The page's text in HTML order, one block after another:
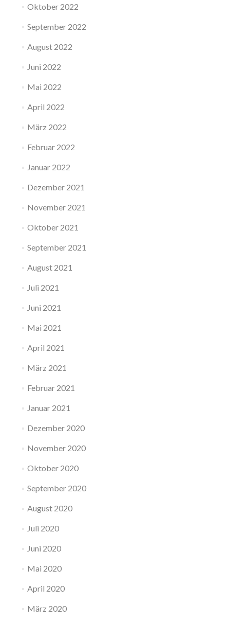
Oktober 2022
September 2022
August 2022
Juni 2022
Mai 2022
April 2022
März 2022
Februar 2022
Januar 2022
Dezember 2021
November 2021
Oktober 2021
September 2021
August 2021
Juli 2021
Juni 2021
Mai 2021
April 2021
März 2021
Februar 2021
Januar 2021
Dezember 2020
November 2020
Oktober 2020
September 2020
August 2020
Juli 2020
Juni 2020
Mai 2020
April 2020
März 2020